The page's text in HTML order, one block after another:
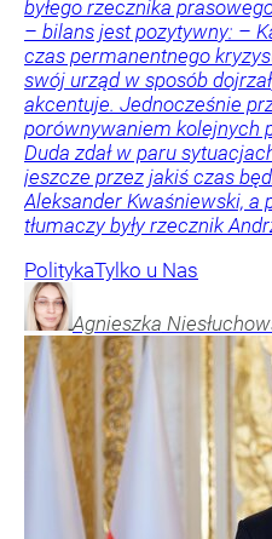
byłego rzecznika
– bilans jest pozytywny: –
czas permanentnego
swój urząd w sposób
akcentuje. Jednocześnie
porównywaniem kolejnych
Duda zdał w paru
jeszcze przez jakiś czas
Aleksander Kwaśniewski, a
tłumaczy były rzecznik
PolitykaTylko u Nas
Agnieszka